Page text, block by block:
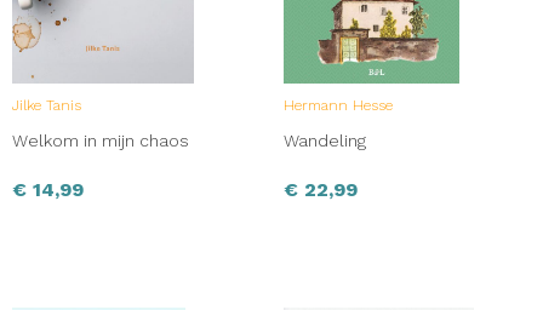
Jilke Tanis
Welkom in mijn chaos
€ 14,99
Hermann Hesse
Wandeling
€ 22,99